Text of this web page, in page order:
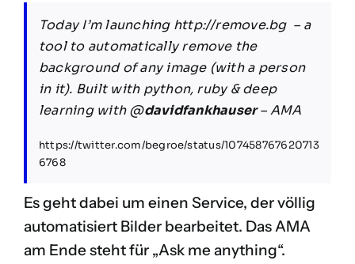
Today I’m launching http://remove.bg – a
tool to automatically remove the
background of any image (with a person
in it). Built with python, ruby & deep
learning with@davidfankhauser– AMA
https://twitter.com/begroe/status/107458767620713
6768
Es geht dabei um einen Service, der völlig
automatisiert Bilder bearbeitet. Das AMA
am Ende steht für „Ask me anything“.